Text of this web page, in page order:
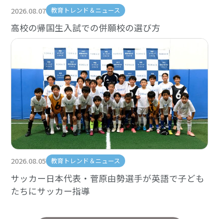
2026.08.07 教育トレンド＆ニュース
高校の帰国生入試での併願校の選び方
2026.08.05 教育トレンド＆ニュース
サッカー日本代表・菅原由勢選手が英語で子ども
たちにサッカー指導